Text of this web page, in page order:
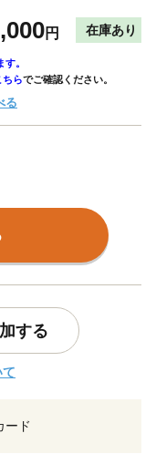
円 在庫あり
。
ちらでご確認ください。
る
する
ード